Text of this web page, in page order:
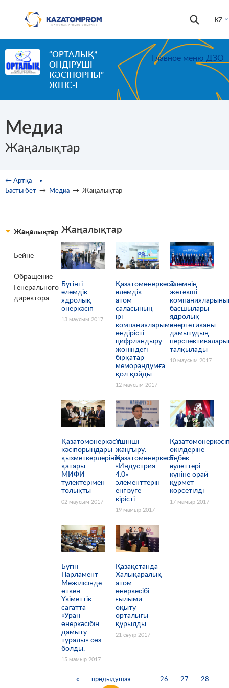
KZ
Іздестіру
“ОРТАЛЫҚ”
ӨНДІРУШІ
КӘСІПОРНЫ”
ЖШС-І
Главное меню ДЗО
Медиа
Жаңалықтар
You are here
← Артқа
Басты бет → Медиа → Жаңалықтар
Жаңалықтар
Бейне
Обращение
Генерального
директора
Жаңалықтар
Бүгінгі
әлемдік
ядролық
өнеркәсіп
13 маусым 2017
Қазатомөнеркәсіп
әлемдік
атом
саласының
ірі
компанияларымен
өндірісті
цифрландыру
жөніндегі
бірқатар
меморандумға
қол қойды
12 маусым 2017
Әлемнің
жетекші
басшылары
ядролық
энергетиканы
дамытудың
талқылады
10 маусым 2017
Қазатомөнеркәсіп
кәсіпорындары
қызметкерлерінің
қатары
МИФИ
түлектерімен
толықты
02 маусым 2017
Үшінші
жаңғыру:
Қазатомөнеркәсіп
«Индустрия
4.0»
элементтерін
енгізуге
кірісті
19 мамыр 2017
өкілдеріне
Еңбек
әулеттері
күніне орай
құрмет
көрсетілді
17 мамыр 2017
Бүгін
Парламент
Мәжілісінде
өткен
Үкіметтік
сағатта
«Уран
өнеркәсібін
дамыту
туралы» сөз
болды.
15 мамыр 2017
Қазақстанда
Халықаралық
атом
өнеркәсібі
ғылыми-
оқыту
орталығы
құрылды
21 сәуір 2017
Беттер
« предыдущая 26 27
28